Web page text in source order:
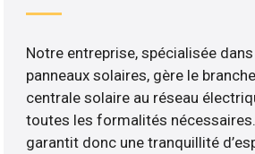
Notre entreprise, spécialisée
panneaux solaires, gère le
centrale solaire au réseau
toutes les formalités
garantit donc une tranquillité